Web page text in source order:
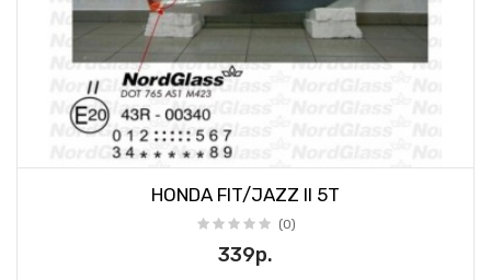
HONDA FIT/JAZZ II 5T
(0)
339р.